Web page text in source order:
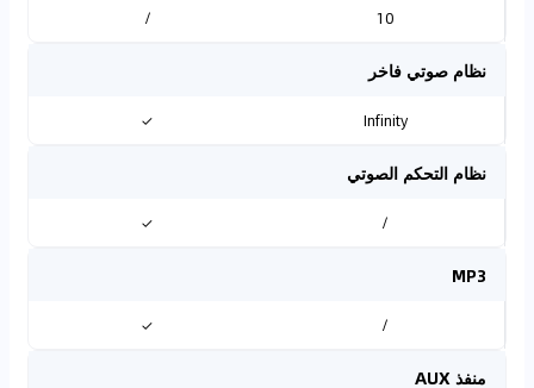
10
/
نظام صوتي فاخر
Infinity
✓
نظام التحكم الصوتي
/
✓
MP3
/
✓
منفذ AUX